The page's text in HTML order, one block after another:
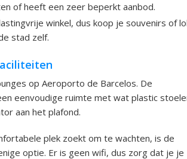
of heeft een zeer beperkt aanbod.
winkel, dus koop je souvenirs of
stad zelf.
op Aeroporto de Barcelos. De
eenvoudige ruimte met wat plastic
aan het plafond.
plek zoekt om te wachten, is de
optie. Er is geen wifi, dus zorg dat je je